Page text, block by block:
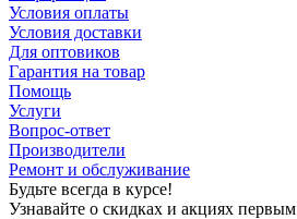
Условия оплаты
Условия доставки
Для оптовиков
Гарантия на товар
Помощь
Услуги
Вопрос-ответ
Производители
Ремонт и обслуживание
Будьте всегда в курсе!
Узнавайте о скидках и акциях первым